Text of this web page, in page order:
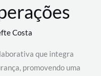
Costa
que integra
promovendo uma